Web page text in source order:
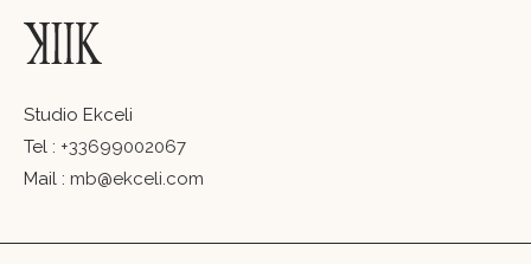
Studio Ekceli
Tel : +33699002067
Mail : mb@ekceli.com